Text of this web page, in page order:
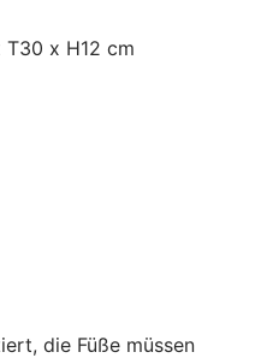
T30 x H12 cm
die Füße müssen